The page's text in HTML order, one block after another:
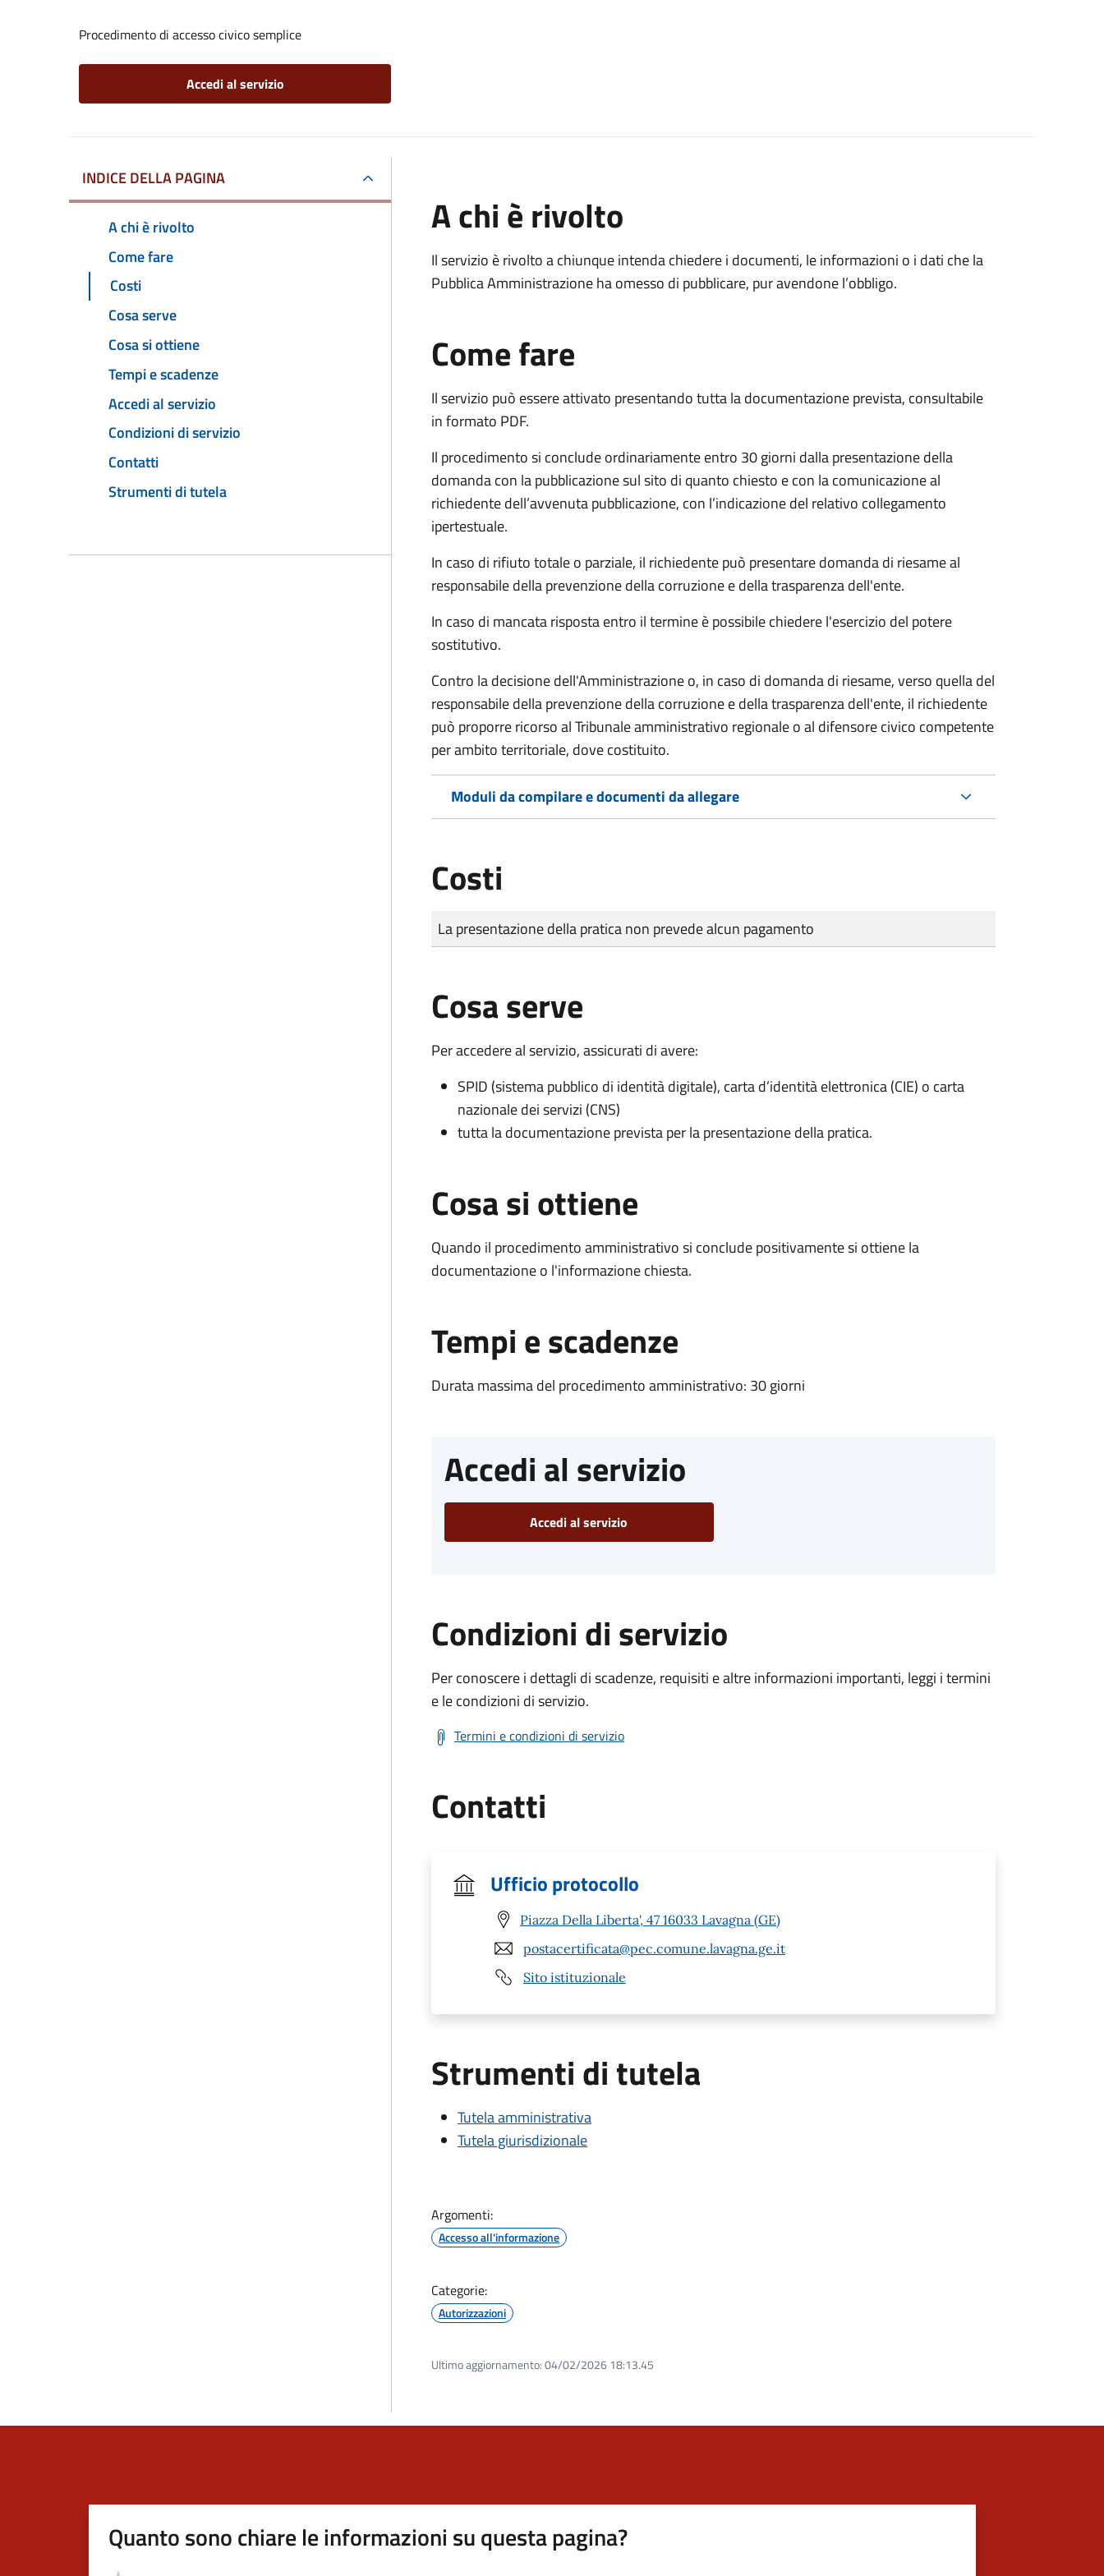
Procedimento di accesso civico semplice
Accedi al servizio
INDICE DELLA PAGINA
A chi è rivolto
Come fare
Costi
Cosa serve
Cosa si ottiene
Tempi e scadenze
Accedi al servizio
Condizioni di servizio
Contatti
Strumenti di tutela
A chi è rivolto
Il servizio è rivolto a chiunque intenda chiedere i documenti, le informazioni o i dati che la
Pubblica Amministrazione ha omesso di pubblicare, pur avendone l’obbligo.
Come fare
Il servizio può essere attivato presentando tutta la documentazione prevista, consultabile
in formato PDF.
Il procedimento si conclude ordinariamente entro 30 giorni dalla presentazione della
domanda con la pubblicazione sul sito di quanto chiesto e con la comunicazione al
richiedente dell’avvenuta pubblicazione, con l’indicazione del relativo collegamento
ipertestuale.
In caso di rifiuto totale o parziale, il richiedente può presentare domanda di riesame al
responsabile della prevenzione della corruzione e della trasparenza dell'ente.
In caso di mancata risposta entro il termine è possibile chiedere l'esercizio del potere
sostitutivo.
Contro la decisione dell'Amministrazione o, in caso di domanda di riesame, verso quella del
responsabile della prevenzione della corruzione e della trasparenza dell'ente, il richiedente
può proporre ricorso al Tribunale amministrativo regionale o al difensore civico competente
per ambito territoriale, dove costituito.
Moduli da compilare e documenti da allegare
Costi
Tipo di pagamento
Importo
La presentazione della pratica non prevede alcun pagamento
Cosa serve
Per accedere al servizio, assicurati di avere:
SPID (sistema pubblico di identità digitale), carta d’identità elettronica (CIE) o carta
nazionale dei servizi (CNS)
tutta la documentazione prevista per la presentazione della pratica.
Cosa si ottiene
Quando il procedimento amministrativo si conclude positivamente si ottiene la
documentazione o l'informazione chiesta.
Tempi e scadenze
Durata massima del procedimento amministrativo: 30 giorni
Accedi al servizio
Accedi al servizio
Condizioni di servizio
Per conoscere i dettagli di scadenze, requisiti e altre informazioni importanti, leggi i termini
e le condizioni di servizio.
Termini e condizioni di servizio
Contatti
Ufficio protocollo
Piazza Della Liberta', 47 16033 Lavagna (GE)
postacertificata@pec.comune.lavagna.ge.it
Sito istituzionale
Strumenti di tutela
Tutela amministrativa
Tutela giurisdizionale
Argomenti:
Accesso all'informazione
Categorie:
Autorizzazioni
Ultimo aggiornamento:04/02/2026 18:13.45
Quanto sono chiare le informazioni su questa pagina?
Valutazione